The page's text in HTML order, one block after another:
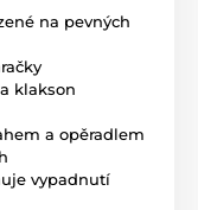
na pevných
klakson
a opěradlem
vypadnutí